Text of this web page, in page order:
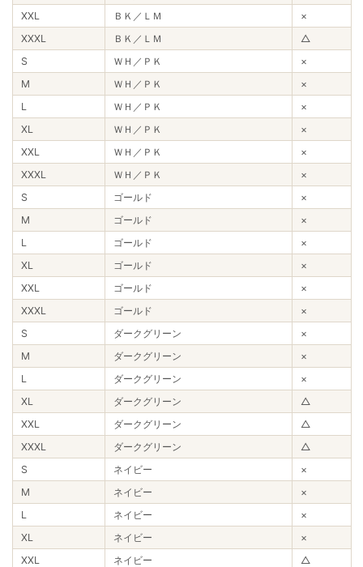
XXL
ＢＫ／ＬＭ
×
XXXL
ＢＫ／ＬＭ
△
S
ＷＨ／ＰＫ
×
M
ＷＨ／ＰＫ
×
L
ＷＨ／ＰＫ
×
XL
ＷＨ／ＰＫ
×
XXL
ＷＨ／ＰＫ
×
XXXL
ＷＨ／ＰＫ
×
S
ゴールド
×
M
ゴールド
×
L
ゴールド
×
XL
ゴールド
×
XXL
ゴールド
×
XXXL
ゴールド
×
S
ダークグリーン
×
M
ダークグリーン
×
L
ダークグリーン
×
XL
ダークグリーン
△
XXL
ダークグリーン
△
XXXL
ダークグリーン
△
S
ネイビー
×
M
ネイビー
×
L
ネイビー
×
XL
ネイビー
×
XXL
ネイビー
△